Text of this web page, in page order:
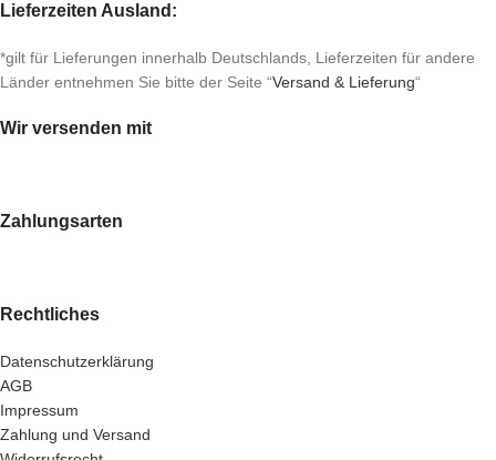
Lieferzeiten Ausland:
*gilt für Lieferungen innerhalb Deutschlands, Lieferzeiten für andere
Länder entnehmen Sie bitte der Seite “Versand & Lieferung“
Wir versenden mit
Zahlungsarten
Rechtliches
Datenschutzerklärung
AGB
Impressum
Zahlung und Versand